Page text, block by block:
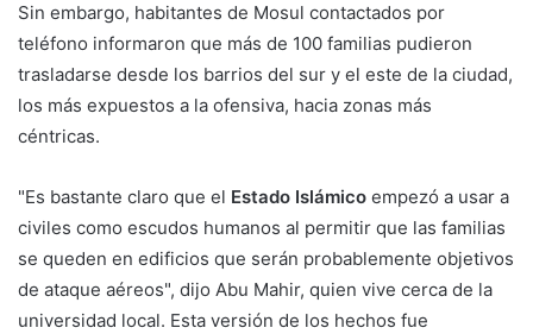
Sin embargo, habitantes de Mosul contactados por
teléfono informaron que más de 100 familias pudieron
trasladarse desde los barrios del sur y el este de la ciudad,
los más expuestos a la ofensiva, hacia zonas más
céntricas.
"Es bastante claro que el Estado Islámico empezó a usar a
civiles como escudos humanos al permitir que las familias
se queden en edificios que serán probablemente objetivos
de ataque aéreos", dijo Abu Mahir, quien vive cerca de la
universidad local. Esta versión de los hechos fue